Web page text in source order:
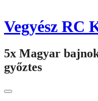
Vegyész RC
5x Magyar
győztes